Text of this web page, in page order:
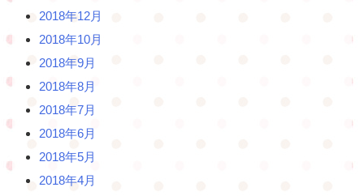
2018年12月
2018年10月
2018年9月
2018年8月
2018年7月
2018年6月
2018年5月
2018年4月